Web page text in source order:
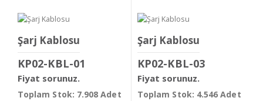
Şarj Kablosu
KP02-KBL-01
Fiyat sorunuz.
Toplam Stok: 7.908 Adet
Şarj Kablosu
KP02-KBL-03
Fiyat sorunuz.
Toplam Stok: 4.546 Adet